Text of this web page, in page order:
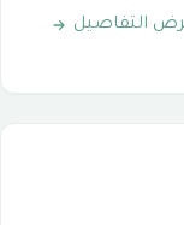
التفاصيل